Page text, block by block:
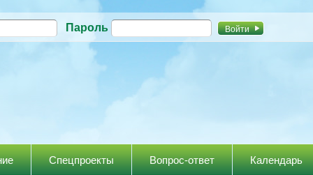
Перейти к
содержанию
Пароль
Спецпроекты Вопрос-ответ Календарь